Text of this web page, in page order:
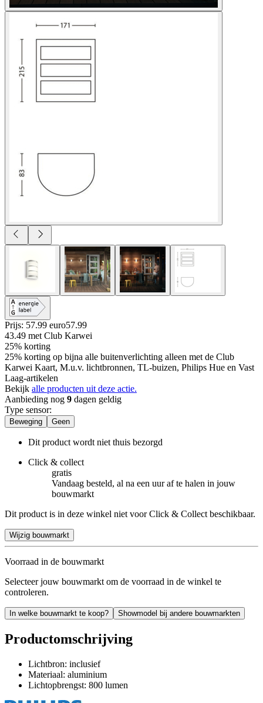
Prijs: 57.99 euro57.99
43.49 met Club Karwei
25% korting
25% korting op bijna alle buitenverlichting alleen met de Club
Karwei Kaart, M.u.v. lichtbronnen, TL-buizen, Philips Hue en Vast
Laag-artikelen
Bekijk alle producten uit deze actie.
Aanbieding nog 9 dagen geldig
Type sensor:
Beweging Geen
Dit product wordt niet thuis bezorgd
Click & collect
gratis
Vandaag besteld, al na een uur af te halen in jouw
bouwmarkt
Dit product is in deze winkel niet voor Click & Collect beschikbaar.
Wijzig bouwmarkt
Voorraad in de bouwmarkt
Selecteer jouw bouwmarkt om de voorraad in de winkel te
controleren.
In welke bouwmarkt te koop? Showmodel bij andere bouwmarkten
Productomschrijving
Lichtbron: inclusief
Materiaal: aluminium
Lichtopbrengst: 800 lumen